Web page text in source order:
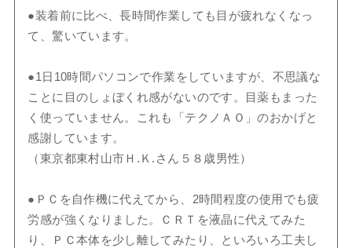
●装着前に比べ、長時間作業しても目が疲れなくなっ
て、驚いています。
●1日10時間パソコンで作業をしていますが、不思議な
ことに目のしょぼくれ感がないのです。目薬もまった
く使っていません。これも「テクノＡＯ」のおかげと
感謝しています。
（東京都東村山市Ｈ.Ｋ.さん５８歳男性）
●ＰＣを自作機に代えてから、2時間程度の使用でも疲
労感が強くなりました。ＣＲＴを液晶に代えてみた
り、ＰＣ本体を少し離してみたり、といろいろ工夫し